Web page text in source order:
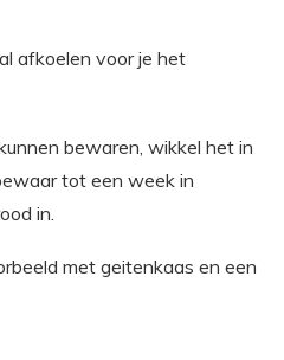
afkoelen voor je het
bewaren, wikkel het in
tot een week in
in.
met geitenkaas en een